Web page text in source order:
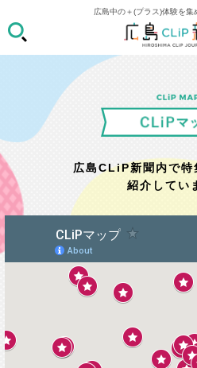
広島中の＋(プラス)体験を集
広島CLiP新聞内で特
紹介してい